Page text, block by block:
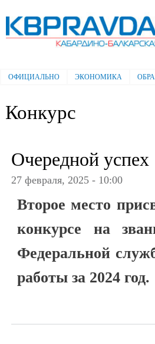
Электронная газета "Кабардино-
Балкарская правда"
Главное меню
ОФИЦИАЛЬНО ЭКОНОМИКА
Конкурс
Очередной успех
27 февраля, 2025 - 10:00
Второе место
конкурсе на
Федеральной
работы за 2024 год.